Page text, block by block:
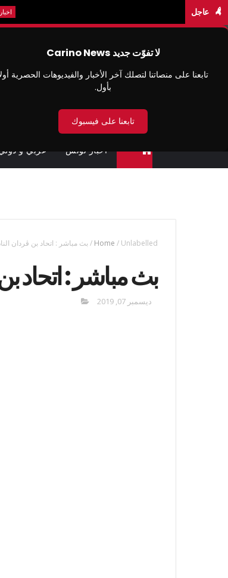
عاجل
لا تفوّت جديد Carino News
تابعنا على منصاتنا لتصلك آخر الأخبار والفيديوهات الحصرية
بأول.
تابعنا على فيسبوك
اخبار تونس عربي و
Home / Unlabelled
/ بث مباشر : اتحاد بن ڨردان
بث مباشر : اتحاد
ديسمبر 07, 2019